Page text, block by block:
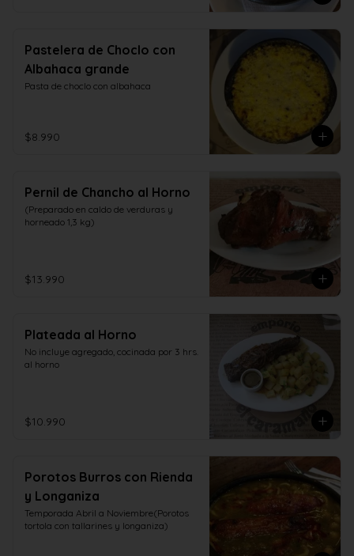
Pastelera de Choclo con
Albahaca grande
Pasta de choclo con albahaca
$8.990
Pernil de Chancho al Horno
(Preparado en caldo de verduras y
horneado 1,3 kg)
$13.990
Plateada al Horno
No incluye agregado, cocinada por 3 hrs.
al horno
$10.990
Porotos Burros con Rienda
y Longaniza
Temporada Abril a Noviembre(Porotos
tortola con tallarines y longaniza)